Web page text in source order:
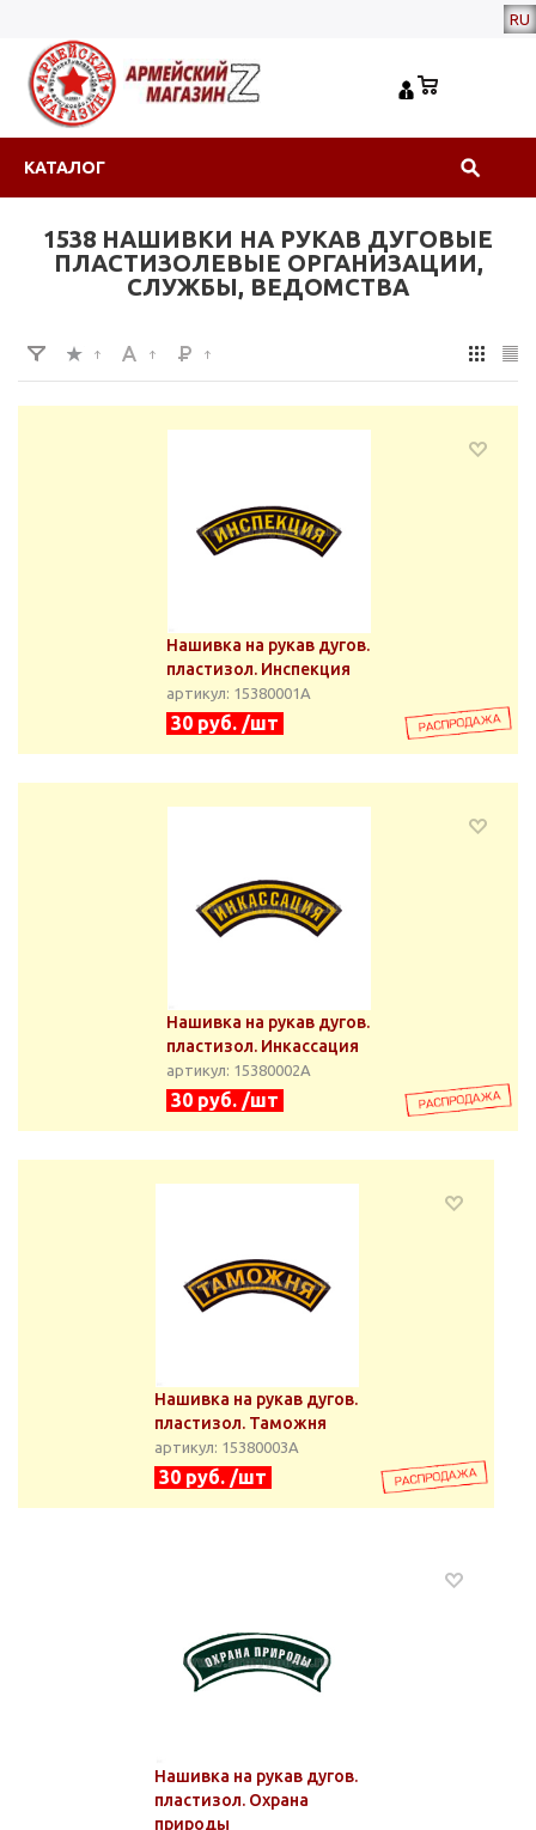
RU
КАТАЛОГ
1538 НАШИВКИ НА РУКАВ ДУГОВЫЕ
ПЛАСТИЗОЛЕВЫЕ ОРГАНИЗАЦИИ,
СЛУЖБЫ, ВЕДОМСТВА
Нашивка на рукав дугов.
пластизол. Инспекция
артикул: 15380001А
30 руб. /шт
Нашивка на рукав дугов.
пластизол. Инкассация
артикул: 15380002А
30 руб. /шт
Нашивка на рукав дугов.
пластизол. Таможня
артикул: 15380003А
30 руб. /шт
Нашивка на рукав дугов.
пластизол. Охрана
природы